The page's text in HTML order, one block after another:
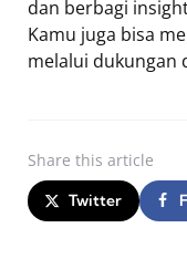
dan berbagi
Kamu juga bisa
melalui dukungan
Share this article
Twitter